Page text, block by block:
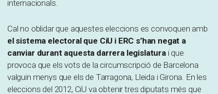
internacionals.
Cal no oblidar que aquestes eleccions es convoquen amb
el sistema electoral que CiU i ERC s’han negat a
canviar durant aquesta darrera legislaturai que
provoca que els vots de la circumscripció de Barcelona
valguin menys que els de Tarragona, Lleida i Girona. En les
eleccions del 2012, CiU va obtenir tres diputats més que